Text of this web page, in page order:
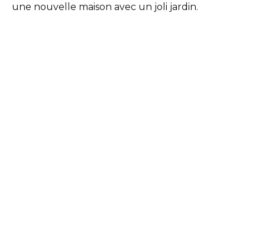
une nouvelle maison avec un joli jardin.